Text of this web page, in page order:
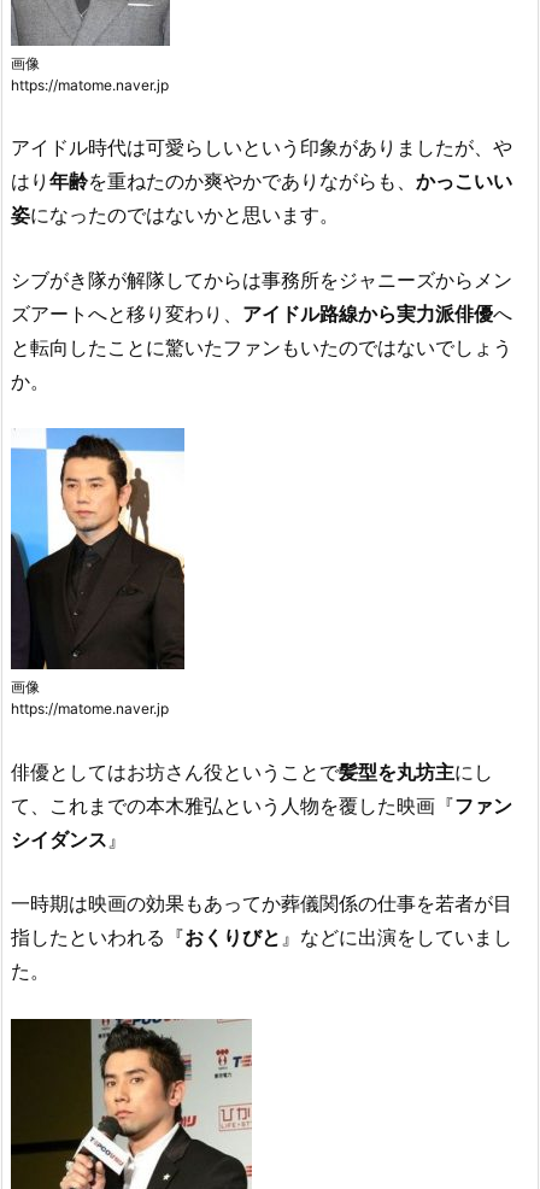
画像
https://matome.naver.jp
アイドル時代は可愛らしいという印象がありましたが、や
はり 年齢を重ねたのか爽やかでありながらも、 かっこいい
姿になったのではないかと思います。
シブがき隊が解隊してからは事務所をジャニーズからメン
ズアートへと移り変わり、 アイドル路線から実力派俳優へ
と転向したことに驚いたファンもいたのではないでしょう
か。
画像
https://matome.naver.jp
俳優としてはお坊さん役ということで髪型を丸坊主にし
て、これまでの本木雅弘という人物を覆した映画『ファン
シイダンス 』
一時期は映画の効果もあってか葬儀関係の仕事を若者が目
指したといわれる『おくりびと 』などに出演をしていまし
た。